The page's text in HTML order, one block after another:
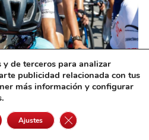
Galán afrontan la Vuelta
de terceros para analizar
publicidad relacionada con tus
más información y configurar
Ajustes Cerrar el banner de